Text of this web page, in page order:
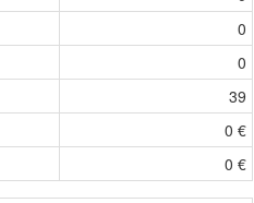
0
0
39
0 €
0 €